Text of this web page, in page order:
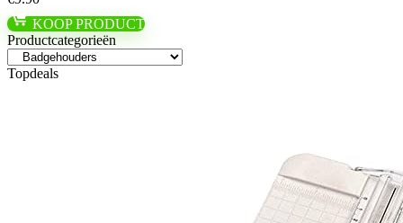
KOOP PRODUCT
Productcategorieën
Topdeals